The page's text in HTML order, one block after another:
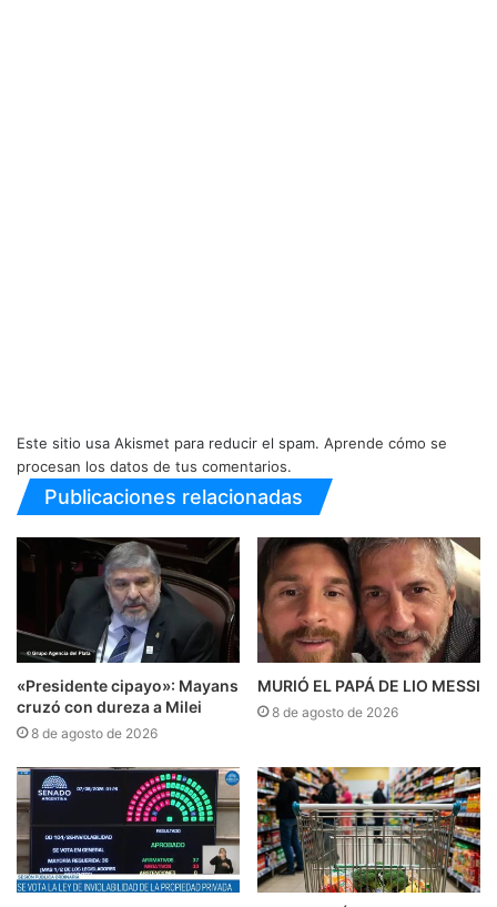
Este sitio usa Akismet para reducir el spam. Aprende cómo se
procesan los datos de tus comentarios.
Publicaciones relacionadas
«Presidente cipayo»: Mayans
cruzó con dureza a Milei
8 de agosto de 2026
MURIÓ EL PAPÁ DE LIO MESSI
8 de agosto de 2026